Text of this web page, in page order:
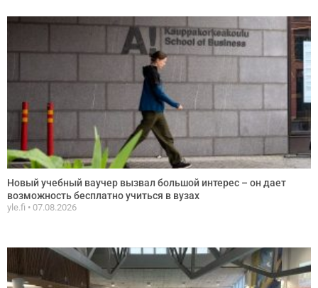
Новый учебный ваучер вызвал большой интерес – он дает
возможность бесплатно учиться в вузах
yle.fi 07.08.2026